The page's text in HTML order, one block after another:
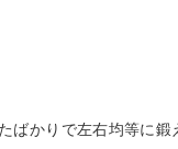
ばかりで左右均等に鍛